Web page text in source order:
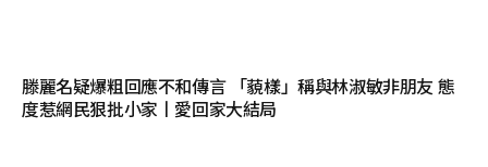
滕麗名疑爆粗回應不和傳言 「藐樣」稱與林淑敏非朋友 態
度惹網民狠批小家丨愛回家大結局